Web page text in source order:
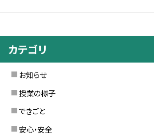
カテゴリ
お知らせ
授業の様子
できごと
安心・安全